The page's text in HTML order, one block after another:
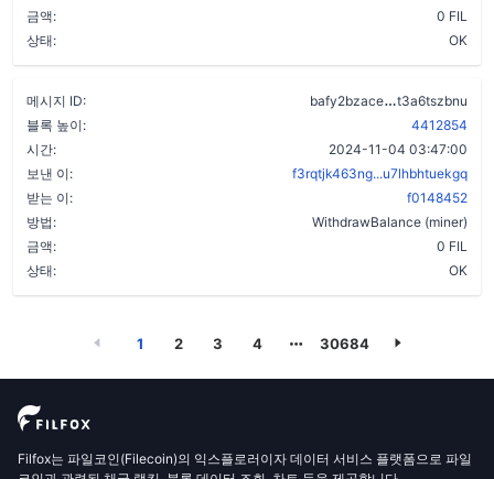
금액:
0 FIL
상태:
OK
메시지 ID: bafy2bzace
t3a6tszbnu
블록 높이:
4412854
시간:
2024-11-04 03:47:00
보낸 이:
f3rqtjk463ng...u7lhbhtuekgq
받는 이:
f0148452
방법:
WithdrawBalance (miner)
금액:
0 FIL
상태:
OK
1 2 3 4 30684
Filfox는 파일코인(Filecoin)의 익스플로러이자 데이터 서비스 플랫폼으로 파일